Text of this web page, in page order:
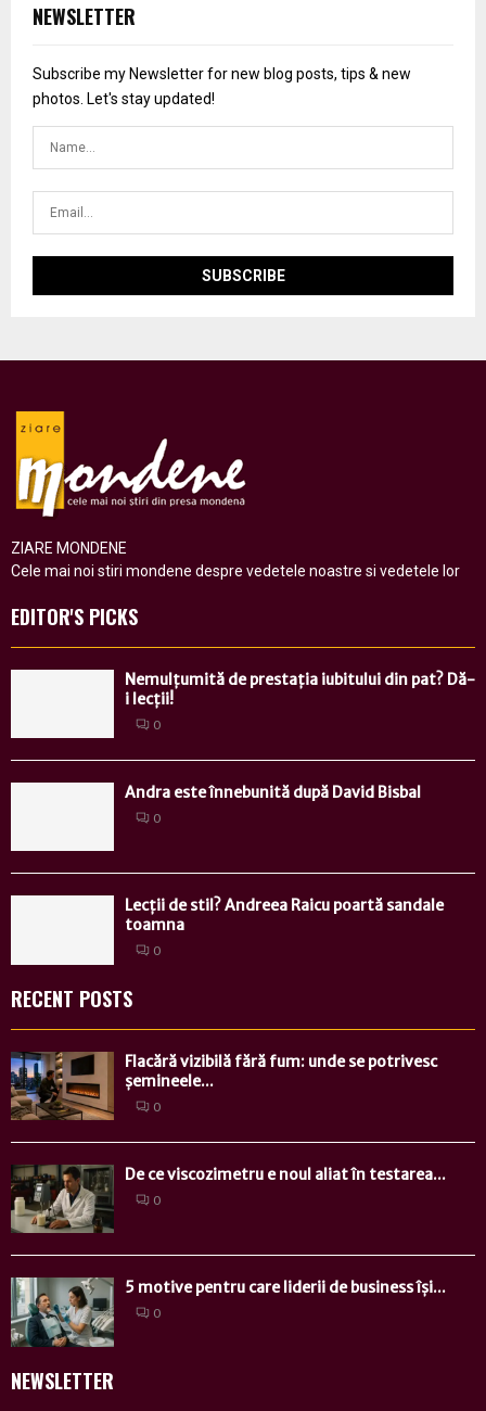
NEWSLETTER
Subscribe my Newsletter for new blog posts, tips & new
photos. Let's stay updated!
ZIARE MONDENE
Cele mai noi stiri mondene despre vedetele noastre si vedetele lor
EDITOR'S PICKS
Nemulțumită de prestația iubitului din pat? Dă-
i lecții!
0
Andra este înnebunită după David Bisbal
0
Lecții de stil? Andreea Raicu poartă sandale
toamna
0
RECENT POSTS
Flacără vizibilă fără fum: unde se potrivesc
șemineele...
0
De ce viscozimetru e noul aliat în testarea...
0
5 motive pentru care liderii de business își...
0
NEWSLETTER